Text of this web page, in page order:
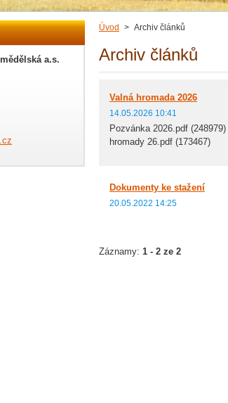
Úvod > Archiv článků
Archiv článků
Valná hromada 2026
14.05.2026 10:41
Pozvánka 2026.pdf
hromady 26.pdf (173467)
Dokumenty ke stažení
20.05.2022 14:25
Záznamy: 1 - 2 ze 2
a.s.